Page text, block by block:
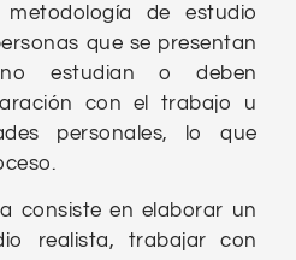
de estudio
que se presentan
estudian o deben
con el trabajo u
personales, lo que
consiste en elaborar un
realista, trabajar con